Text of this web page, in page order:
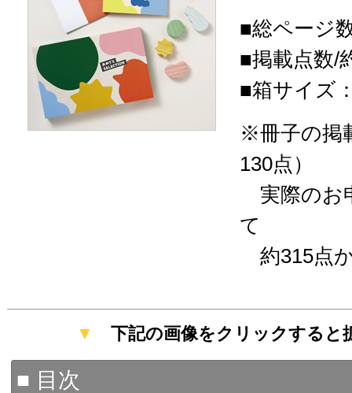
■総ページ
■掲載点数/
■箱サイズ
※冊子の掲
130点）
実際のお
て
約315点
▼ 下記の画像をクリックする
■ 目次